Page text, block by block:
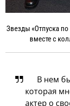
Звезды «Отпуска по
вместе с
В нем
которая
актер о